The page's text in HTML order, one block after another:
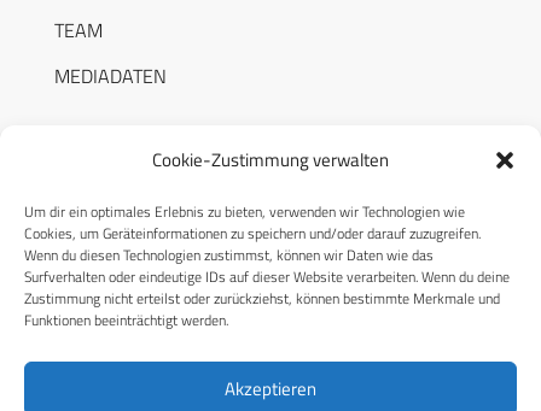
Cookie-Zustimmung verwalten
Um dir ein optimales Erlebnis zu bieten, verwenden wir Technologien wie
Cookies, um Geräteinformationen zu speichern und/oder darauf zuzugreifen.
Wenn du diesen Technologien zustimmst, können wir Daten wie das
Surfverhalten oder eindeutige IDs auf dieser Website verarbeiten. Wenn du deine
Zustimmung nicht erteilst oder zurückziehst, können bestimmte Merkmale und
Funktionen beeinträchtigt werden.
Akzeptieren
TEAM
MEDIADATEN
RECHTLICHES
Datenschutzerklärung
Cookie-Richtlinie (EU)